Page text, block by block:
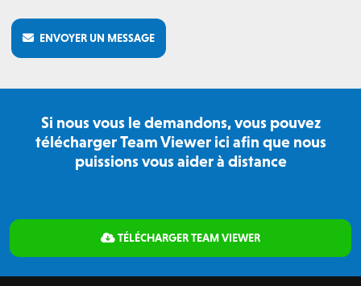
ENVOYER UN MESSAGE
Si nous vous le demandons, vous pouvez
télécharger Team Viewer ici afin que nous
puissions vous aider à distance
TÉLÉCHARGER TEAM VIEWER